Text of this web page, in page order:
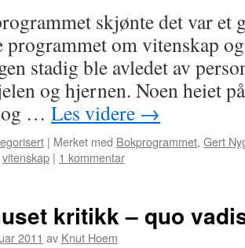
skjønte det var et
programmet om vitenskap
stadig ble avledet av
og hjernen. Noen heiet
og … Les videre →
| Merket med Bokprogrammet, Gert
vitenskap | 1 kommentar
kritikk – quo
2011 av Knut Hoem